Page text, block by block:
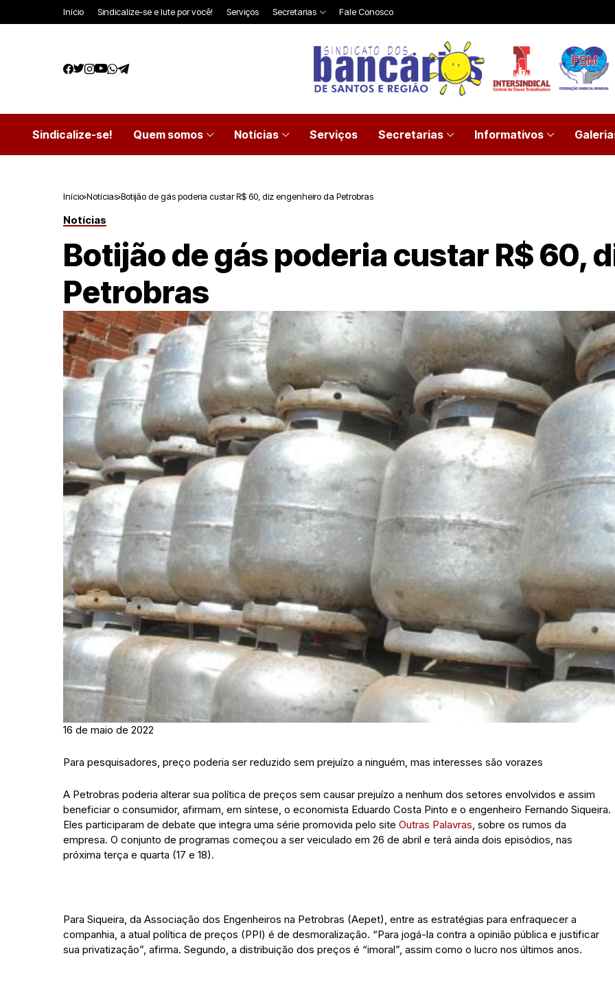
Início Sindicalize-se e lute por você! Serviços Secretarias Fale Conosco
Sindicalize-se! Quem somos Notícias Serviços Secretarias Informativos
Início Notícias Botijão de gás poderia custar R$ 60, diz engenheiro da Petrobras
Notícias
Botijão de gás poderia custar R$ 60,
Petrobras
16 de maio de 2022
Para pesquisadores, preço poderia ser reduzido sem prejuízo a ninguém, mas interesses são vorazes
A Petrobras poderia alterar sua política de preços sem causar prejuízo a nenhum dos setores envolvidos e assim
beneficiar o consumidor, afirmam, em síntese, o economista Eduardo Costa Pinto e o engenheiro Fernando Siqueira.
Eles participaram de debate que integra uma série promovida pelo site Outras Palavras, sobre os rumos da
empresa. O conjunto de programas começou a ser veiculado em 26 de abril e terá ainda dois episódios, nas
próxima terça e quarta (17 e 18).
Para Siqueira, da Associação dos Engenheiros na Petrobras (Aepet), entre as estratégias para enfraquecer a
companhia, a atual política de preços (PPI) é de desmoralização. “Para jogá-la contra a opinião pública e justificar
sua privatização”, afirma. Segundo, a distribuição dos preços é “imoral”, assim como o lucro nos últimos anos.